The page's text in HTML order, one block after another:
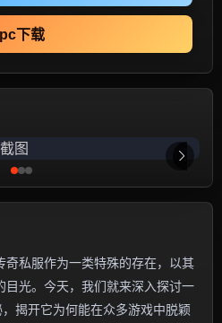
pc下载
奇私服作为一类特殊的存在，以其
目光。今天，我们就来深入探讨一
揭开它为何能在众多游戏中脱颖